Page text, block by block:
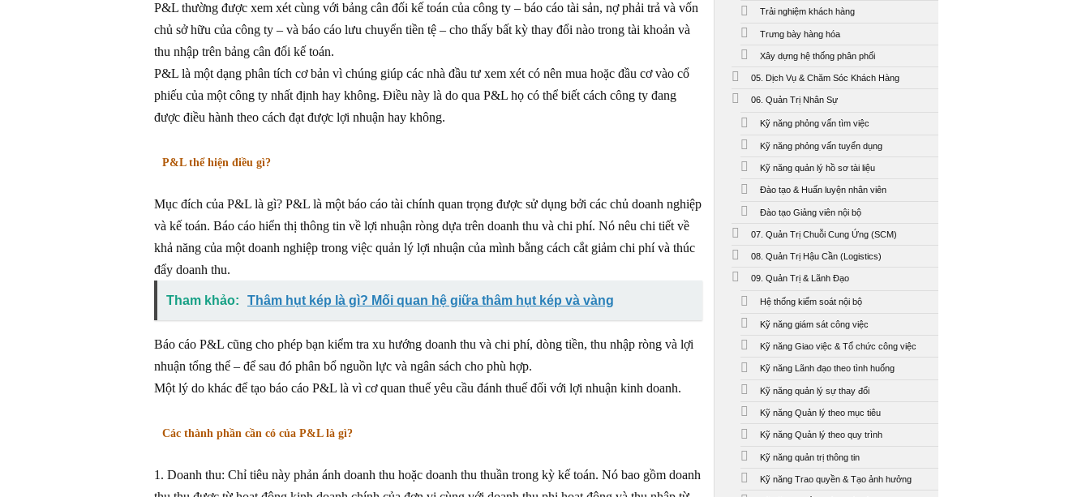
P&L thường được xem xét cùng với bảng cân đối kế toán của công ty – báo cáo tài sản, nợ phải trả và vốn
chủ sở hữu của công ty – và báo cáo lưu chuyển tiền tệ – cho thấy bất kỳ thay đổi nào trong tài khoản và
thu nhập trên bảng cân đối kế toán.
P&L là một dạng phân tích cơ bản vì chúng giúp các nhà đầu tư xem xét có nên mua hoặc đầu cơ vào cổ
phiếu của một công ty nhất định hay không. Điều này là do qua P&L họ có thể biết cách công ty đang
được điều hành theo cách đạt được lợi nhuận hay không.
P&L thể hiện điều gì?
Mục đích của P&L là gì? P&L là một báo cáo tài chính quan trọng được sử dụng bởi các chủ doanh nghiệp
và kế toán. Báo cáo hiển thị thông tin về lợi nhuận ròng dựa trên doanh thu và chi phí. Nó nêu chi tiết về
khả năng của một doanh nghiệp trong việc quản lý lợi nhuận của mình bằng cách cắt giảm chi phí và thúc
đẩy doanh thu.
Tham khảo: Thâm hụt kép là gì? Mối quan hệ giữa thâm hụt kép và vàng
Báo cáo P&L cũng cho phép bạn kiểm tra xu hướng doanh thu và chi phí, dòng tiền, thu nhập ròng và lợi
nhuận tổng thể – để sau đó phân bổ nguồn lực và ngân sách cho phù hợp.
Một lý do khác để tạo báo cáo P&L là vì cơ quan thuế yêu cầu đánh thuế đối với lợi nhuận kinh doanh.
Các thành phần cần có của P&L là gì?
1. Doanh thu: Chỉ tiêu này phản ánh doanh thu hoặc doanh thu thuần trong kỳ kế toán. Nó bao gồm doanh
Trải nghiệm khách hàng
Trưng bày hàng hóa
Xây dựng hệ thống phân phối
05. Dịch Vụ & Chăm Sóc Khách Hàng
06. Quản Trị Nhân Sự
Kỹ năng phỏng vấn tìm việc
Kỹ năng phỏng vấn tuyển dụng
Kỹ năng quản lý hồ sơ tài liệu
Đào tạo & Huấn luyện nhân viên
Đào tạo Giảng viên nội bộ
07. Quản Trị Chuỗi Cung Ứng (SCM)
08. Quản Trị Hậu Cần (Logistics)
09. Quản Trị & Lãnh Đạo
Hệ thống kiểm soát nội bộ
Kỹ năng giám sát công việc
Kỹ năng Giao việc & Tổ chức công việc
Kỹ năng Lãnh đạo theo tình huống
Kỹ năng quản lý sự thay đổi
Kỹ năng Quản lý theo mục tiêu
Kỹ năng Quản lý theo quy trình
Kỹ năng quản trị thông tin
Kỹ năng Trao quyền & Tạo ảnh hưởng